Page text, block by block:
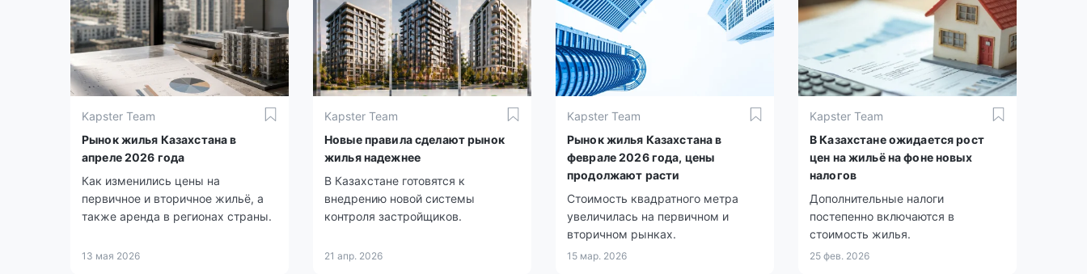
Kapster Team
Рынок жилья Казахстана в
апреле 2026 года
Как изменились цены на
первичное и вторичное жильё, а
также аренда в регионах страны.
13 мая 2026
Kapster Team
Новые правила сделают рынок
жилья надежнее
В Казахстане готовятся к
внедрению новой системы
контроля застройщиков.
21 апр. 2026
Kapster Team
Рынок жилья Казахстана в
феврале 2026 года, цены
продолжают расти
Стоимость квадратного метра
увеличилась на первичном и
вторичном рынках.
15 мар. 2026
Kapster Team
В Казахстане ожидается рост
цен на жильё на фоне новых
налогов
Дополнительные налоги
постепенно включаются в
стоимость жилья.
25 фев. 2026